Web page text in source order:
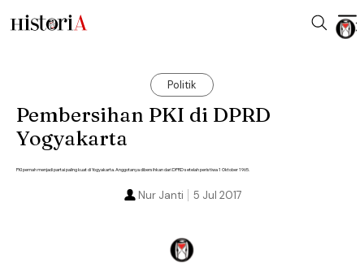
Politik
Pembersihan PKI di DPRD
Yogyakarta
PKI pernah menjadi partai paling kuat di Yogyakarta. Anggotanya dibersihkan dari DPRD setelah peristiwa 1 Oktober 1965.
5 Jul 2017
Nur Janti